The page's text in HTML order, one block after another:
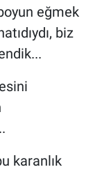
eğmek
biz
karanlık